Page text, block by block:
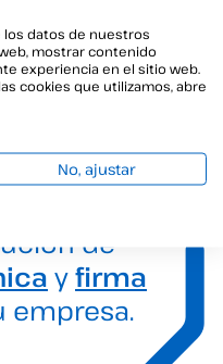
de
yfirma
empresa.
los datos de nuestros
mostrar contenido
experiencia en el sitio web.
cookies que utilizamos, abre
No, ajustar